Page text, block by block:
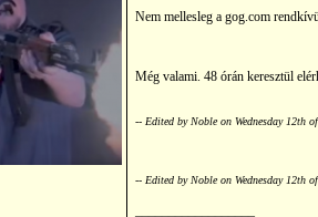
Nem mellesleg a gog.com
Még valami. 48 órán keresztül
-- Edited by Noble on Wednesday 12th
-- Edited by Noble on Wednesday 12th